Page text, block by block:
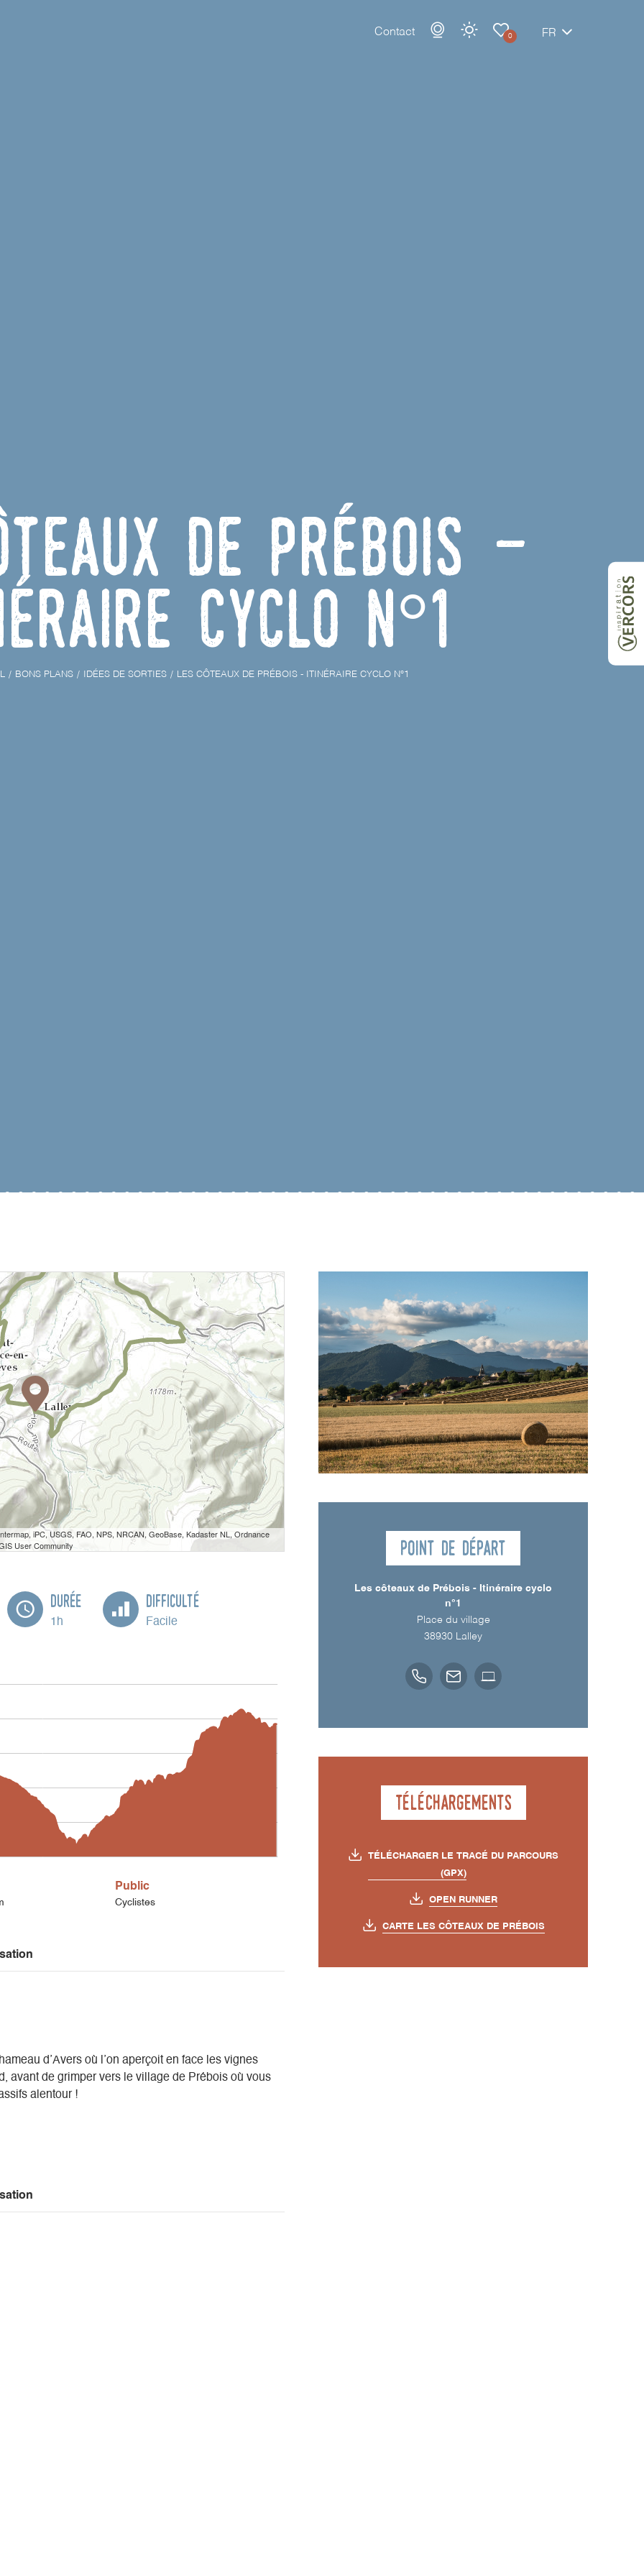
Contact 0 FR
de Prébois -
cyclo n°1
BONS PLANS IDÉES DE SORTIES LES CÔTEAUX DE PRÉBOIS - ITINÉRAIRE CYCLO N°1
iPC, USGS, FAO, NPS, NRCAN, GeoBase, Kadaster NL, Ordnance
User Community
Durée
1h
Difficulté
Facile
Public
Cyclistes
d’Avers où l’on aperçoit en face les vignes
avant de grimper vers le village de Prébois où vous
alentour !
Point de départ
Les côteaux de Prébois - Itinéraire cyclo
n°1
Place du village
38930
Lalley
Téléchargements
TÉLÉCHARGER LE TRACÉ DU PARCOURS
(GPX)
OPEN RUNNER
CARTE LES CÔTEAUX DE PRÉBOIS